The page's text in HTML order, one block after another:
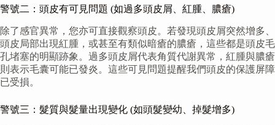
警號二：頭皮有可見問題 (如過多頭皮屑、紅腫、膿瘡)
除了感官異常，您亦可直接觀察頭皮。若發現頭皮屑突然增多、
頭皮局部出現紅腫，或甚至有類似暗瘡的膿瘡，這些都是頭皮毛
孔堵塞的明顯跡象。過多頭皮屑代表角質代謝異常，紅腫與膿瘡
則表示毛囊可能已發炎。這些可見問題提醒我們頭皮的保護屏障
已受損。
警號三：髮質與髮量出現變化 (如頭髮變幼、掉髮增多)